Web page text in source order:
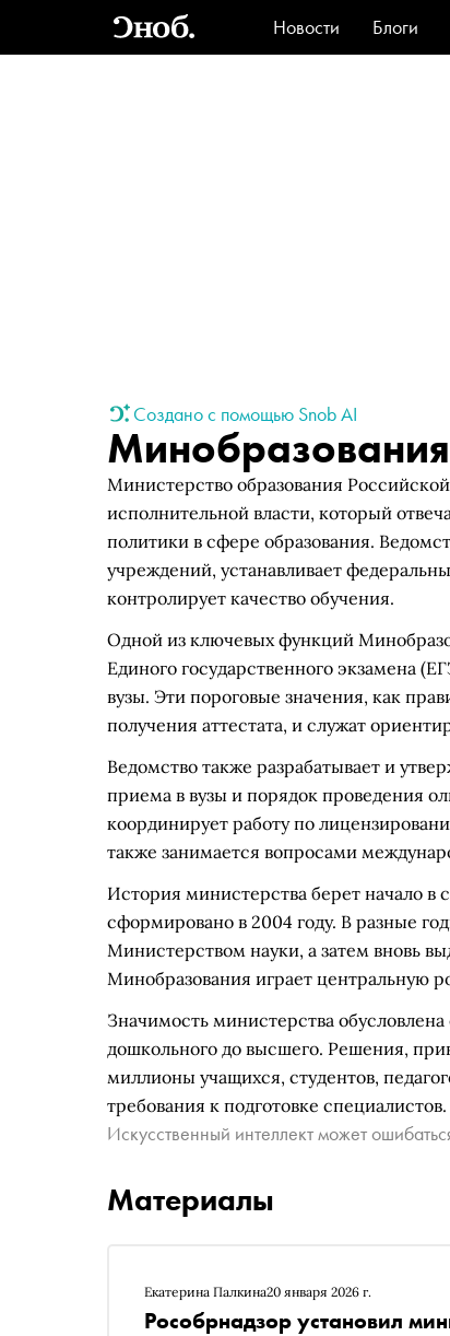
Новости Блоги
Стиль
Создано с помощью Snob AI
Минобразования
Министерство образования
исполнительной власти, который
политики в сфере образования.
учреждений, устанавливает
контролирует качество обучения.
Одной из ключевых функций
Единого государственного экзамена
вузы. Эти пороговые значения, как
получения аттестата, и служат
Ведомство также разрабатывает и
приема в вузы и порядок проведения
координирует работу по
также занимается вопросами
История министерства берет начало в
сформировано в 2004 году. В разные
Министерством науки, а затем вновь
Минобразования играет центральную
Значимость министерства
дошкольного до высшего. Решения,
миллионы учащихся, студентов,
требования к подготовке специалистов.
Искусственный интеллект может
Материалы
Екатерина Палкина20 января 2026 г.
Рособрнадзор установил